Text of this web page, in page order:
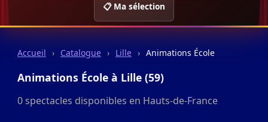
📋 Ma sélection
Accueil › Catalogue › Lille › Animations École
Animations École à Lille (59)
0 spectacles disponibles en Hauts-de-France